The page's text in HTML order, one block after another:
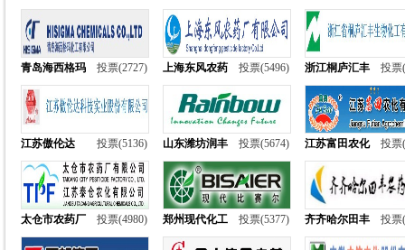
青岛海西格玛 投票(2727) 上海东风农药 投票(5496) 浙江桐庐汇丰 投票
江苏傲伦达 投票(5136) 山东潍坊润丰 投票(5674) 江苏富田农化 投票
太仓市农药厂 投票(4980) 郑州现代化工 投票(5377) 齐齐哈尔田丰 投票